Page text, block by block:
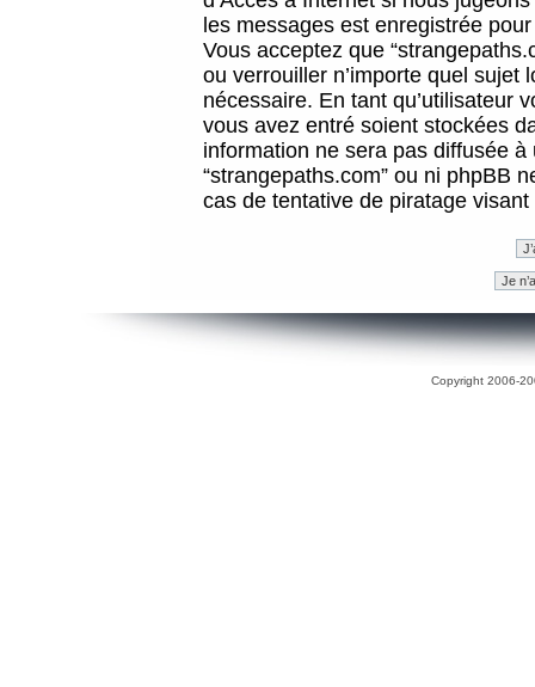
les messages est enregistrée
Vous acceptez que
ou verrouiller n’importe quel sujet
nécessaire. En tant qu’utilisateur
vous avez entré soient stockées
information ne sera pas diffusée
“strangepaths.com” ou ni phpBB
cas de tentative de piratage
Copyright 2006-